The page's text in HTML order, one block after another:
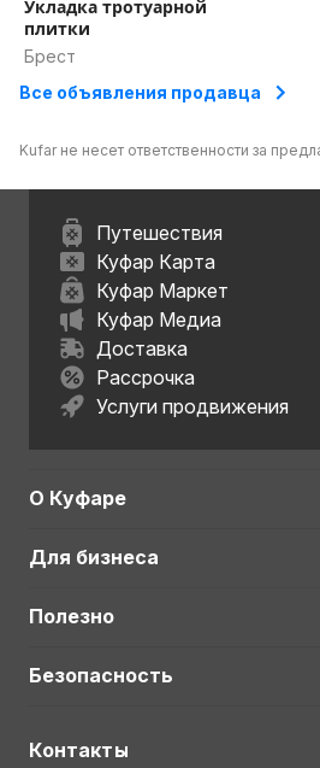
Укладка тротуарной
плитки
Брест
Все объявления продавца
Kufar не несет ответственности за
Путешествия
Куфар Карта
Куфар Маркет
Куфар Медиа
Доставка
Рассрочка
Услуги продвижения
О Куфаре
Для бизнеса
Полезно
Безопасность
Контакты